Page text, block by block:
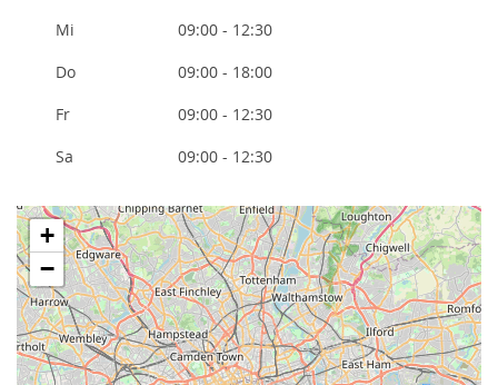
Mi
09:00 - 12:30
Do
09:00 - 18:00
Fr
09:00 - 12:30
Sa
09:00 - 12:30
+
−